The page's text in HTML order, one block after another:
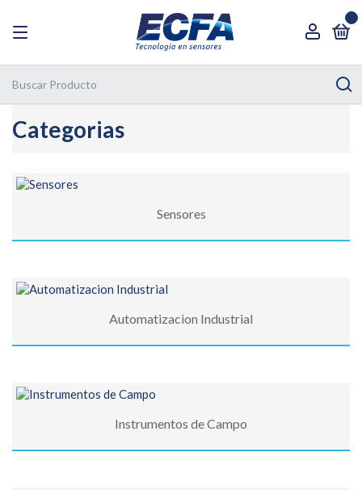
Categorias
Sensores
Automatizacion Industrial
Instrumentos de Campo